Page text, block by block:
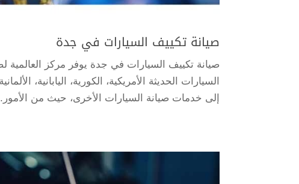
صيانة تكييف السيارات في جدة
صيانة تكييف السيارات في جدة يوفر مركز
السيارات الحديثة الأمريكية، الكورية، اليابانية،
إلى خدمات صيانة السيارات الأخرى، حيث من